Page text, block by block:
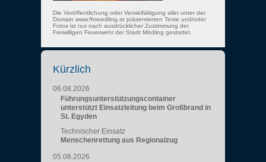
Die Veröffentlichung oder Vervielfältigung aller unter der
Domain www.ffmoedling.at präsentierten Texte und/oder
Fotos ist nur nach ausdrücklicher Zustimmung der
Freiwilligen Feuerwehr der Stadt Mödling gestattet.
Kürzlich
06.08.2026
Führungsunterstützungscontainer
unterstützt Einsatzleitung beim Großbrand in
St. Egyden
Technischer Einsatz
Menschenrettung aus Regionalzug
05.08.2026